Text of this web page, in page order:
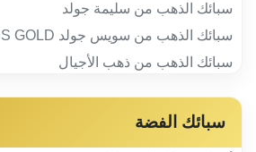
سبائك الذهب من سليمة جولد
سبائك الذهب من سويس جولد SWISS GOLD
سبائك الذهب من ذهب الأجيال
سبائك الفضة